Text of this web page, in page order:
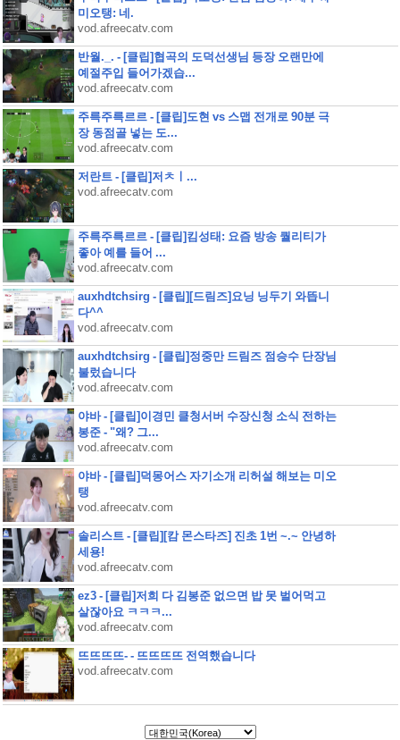
미오탱: 네.
vod.afreecatv.com
반월._. - [클립]협곡의 도덕선생님 등장 오랜만에
예절주입 들어가겠습...
vod.afreecatv.com
주륵주륵르르 - [클립]도현 vs 스맵 전개로 90분 극
장 동점골 넣는 도...
vod.afreecatv.com
저란트 - [클립]저ㅊㅣ...
vod.afreecatv.com
주륵주륵르르 - [클립]킴성태: 요즘 방송 퀄리티가
좋아 예를 들어 ...
vod.afreecatv.com
auxhdtchsirg - [클립][드림즈]요닝 닝두기 와뜹니
다^^
vod.afreecatv.com
auxhdtchsirg - [클립]정중만 드림즈 점승수 단장님
불렀습니다
vod.afreecatv.com
야바 - [클립]이경민 클청서버 수장신청 소식 전하는
봉준 - "왜? 그...
vod.afreecatv.com
야바 - [클립]덕몽어스 자기소개 리허설 해보는 미오
탱
vod.afreecatv.com
솔리스트 - [클립][캄 몬스타즈] 진초 1번 ~.~ 안녕하
세용!
vod.afreecatv.com
ez3 - [클립]저희 다 김봉준 없으면 밥 못 벌어먹고
살잖아요 ㅋㅋㅋ...
vod.afreecatv.com
뜨뜨뜨뜨- - 뜨뜨뜨뜨 전역했습니다
vod.afreecatv.com